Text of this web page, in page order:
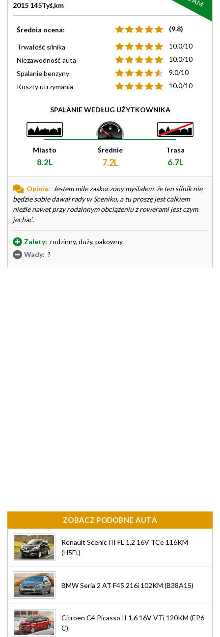
2015 145Tyś,km
Średnia ocena: (9.8)
Trwałość silnika
10.0/10
Niezawodność auta
10.0/10
Spalanie benzyny
9.0/10
Koszty utrzymania
10.0/10
SPALANIE WEDŁUG UŻYTKOWNIKA
Miasto
8.2L
Średnie
7.2L
Trasa
6.7L
Opinia: Jestem mile zaskoczony myślałem, że ten silnik nie
będzie sobie dawał rady w Sceniku, a tu proszę jest całkiem
nieźle nawet przy rodzinnym obciążeniu z rowerami jest czym
jechać.
Zalety: rodzinny, duży, pakowny
Wady: ?
ZOBACZ PODOBNE AUTA
Renault Scenic III FL 1.2 16V TCe 116KM
(H5Ft)
BMW Seria 2 AT F45 216i 102KM (B38A15)
Citroen C4 Picasso II 1.6 16V VTi 120KM (EP6
C)